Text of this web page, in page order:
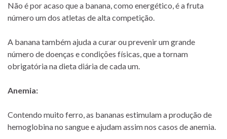
Não é por acaso que a banana, como energético, é a fruta
número um dos atletas de alta competição.
A banana também ajuda a curar ou prevenir um grande
número de doenças e condições físicas, que a tornam
obrigatória na dieta diária de cada um.
Anemia:
Contendo muito ferro, as bananas estimulam a produção de
hemoglobina no sangue e ajudam assim nos casos de anemia.